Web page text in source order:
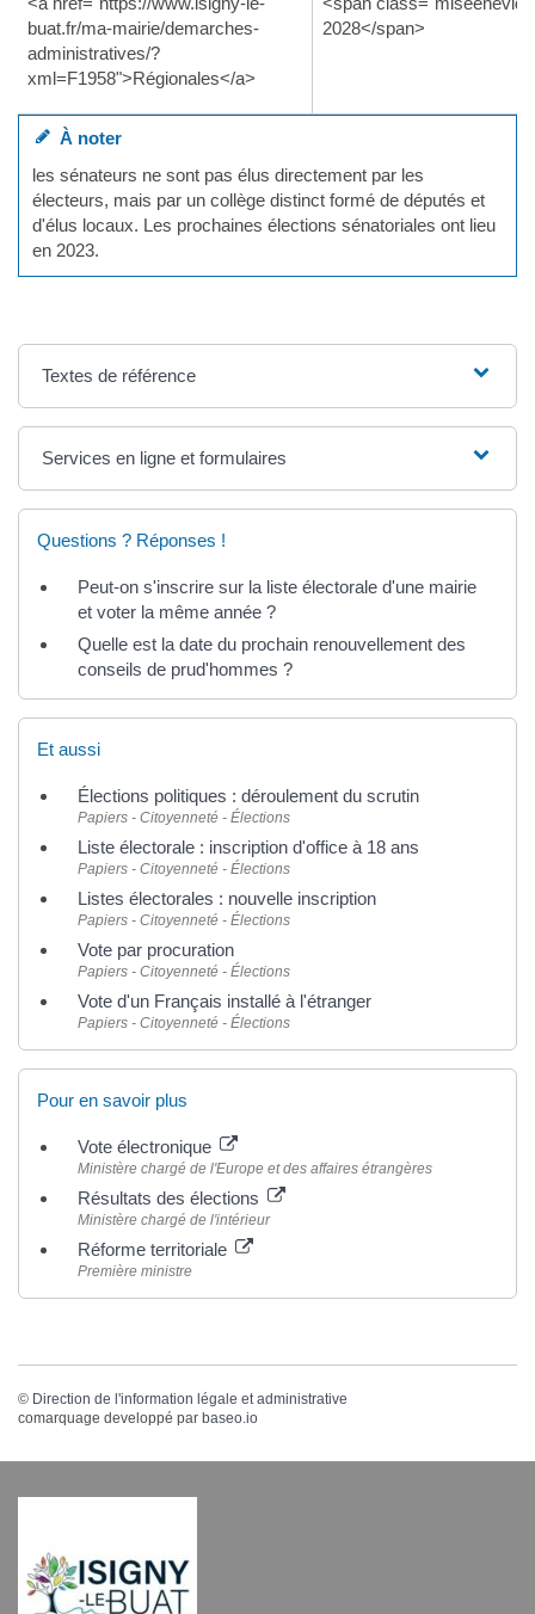
buat.fr/ma-mairie/demarches-
administratives/?
xml=F1958">Régionales</a>
2028</span>
À noter
les sénateurs ne sont pas élus directement par les
électeurs, mais par un collège distinct formé de députés et
d'élus locaux. Les prochaines élections sénatoriales ont lieu
en 2023.
Textes de référence
Services en ligne et formulaires
Questions ? Réponses !
Peut-on s'inscrire sur la liste électorale d'une mairie
et voter la même année ?
Quelle est la date du prochain renouvellement des
conseils de prud'hommes ?
Et aussi
Élections politiques : déroulement du scrutin
Papiers - Citoyenneté - Élections
Liste électorale : inscription d'office à 18 ans
Papiers - Citoyenneté - Élections
Listes électorales : nouvelle inscription
Papiers - Citoyenneté - Élections
Vote par procuration
Papiers - Citoyenneté - Élections
Vote d'un Français installé à l'étranger
Papiers - Citoyenneté - Élections
Pour en savoir plus
Vote électronique
Ministère chargé de l'Europe et des affaires étrangères
Résultats des élections
Ministère chargé de l'intérieur
Réforme territoriale
Première ministre
© Direction de l'information légale et administrative
comarquage developpé par baseo.io